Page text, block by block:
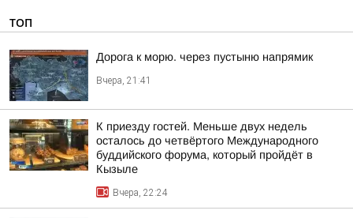
ТОП
Дорога к морю. через пустыню напрямик
Вчера, 21:41
К приезду гостей. Меньше двух недель
осталось до четвёртого Международного
буддийского форума, который пройдёт в
Кызыле
Вчера, 22:24